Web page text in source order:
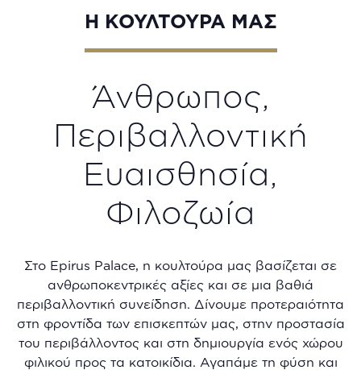
Η ΚΟΥΛΤΟΥΡΑ ΜΑΣ
Άνθρωπος,
Περιβαλλοντική
Ευαισθησία,
Φιλοζωία
Στο Epirus Palace, η κουλτούρα μας βασίζεται σε
ανθρωποκεντρικές αξίες και σε μια βαθιά
περιβαλλοντική συνείδηση. Δίνουμε προτεραιότητα
στη φροντίδα των επισκεπτών μας, στην προστασία
του περιβάλλοντος και στη δημιουργία ενός χώρου
φιλικού προς τα κατοικίδια. Αγαπάμε τη φύση και